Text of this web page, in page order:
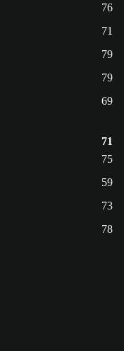
76
71
79
79
69
71
75
59
73
78